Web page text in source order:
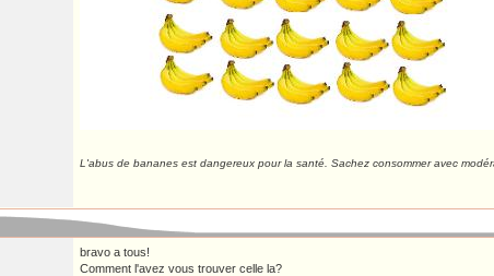
L'abus de bananes est dangereux pour la santé. Sachez consommer avec
bravo a tous!
Comment l'avez vous trouver celle la?